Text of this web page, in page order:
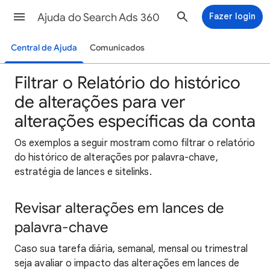
Ajuda do Search Ads 360 Fazer login
Central de Ajuda Comunicados
Filtrar o Relatório do histórico
de alterações para ver
alterações específicas da conta
Os exemplos a seguir mostram como filtrar o relatório
do histórico de alterações por palavra-chave,
estratégia de lances e sitelinks.
Revisar alterações em lances de
palavra-chave
Caso sua tarefa diária, semanal, mensal ou trimestral
seja avaliar o impacto das alterações em lances de